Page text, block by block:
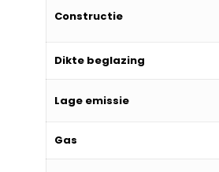
Constructie
Dikte beglazing
Lage emissie
Gas